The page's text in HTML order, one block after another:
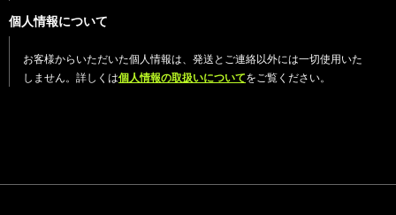
個人情報について
お客様からいただいた個人情報は、発送とご連絡以外には一切使用いた
しません。詳しくは個人情報の取扱いについてをご覧ください。